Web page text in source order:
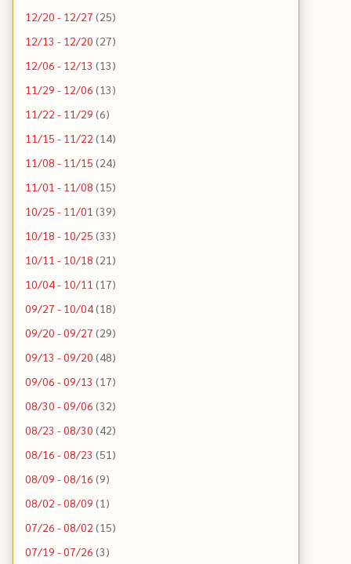
12/20 - 12/27 (25)
12/13 - 12/20 (27)
12/06 - 12/13 (13)
11/29 - 12/06 (13)
11/22 - 11/29 (6)
11/15 - 11/22 (14)
11/08 - 11/15 (24)
11/01 - 11/08 (15)
10/25 - 11/01 (39)
10/18 - 10/25 (33)
10/11 - 10/18 (21)
10/04 - 10/11 (17)
09/27 - 10/04(18)
09/20 - 09/27 (29)
09/13 - 09/20 (48)
09/06 - 09/13 (17)
08/30 - 09/06 (32)
08/23 - 08/30 (42)
08/16 - 08/23 (51)
08/09 - 08/16 (9)
08/02 - 08/09 (1)
07/26 - 08/02 (15)
07/19 - 07/26 (3)